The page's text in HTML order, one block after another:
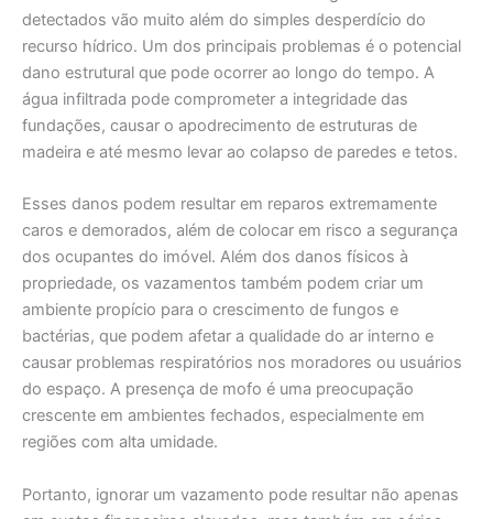
detectados vão muito além do simples desperdício do
recurso hídrico. Um dos principais problemas é o potencial
dano estrutural que pode ocorrer ao longo do tempo. A
água infiltrada pode comprometer a integridade das
fundações, causar o apodrecimento de estruturas de
madeira e até mesmo levar ao colapso de paredes e tetos.
Esses danos podem resultar em reparos extremamente
caros e demorados, além de colocar em risco a segurança
dos ocupantes do imóvel. Além dos danos físicos à
propriedade, os vazamentos também podem criar um
ambiente propício para o crescimento de fungos e
bactérias, que podem afetar a qualidade do ar interno e
causar problemas respiratórios nos moradores ou usuários
do espaço. A presença de mofo é uma preocupação
crescente em ambientes fechados, especialmente em
regiões com alta umidade.
Portanto, ignorar um vazamento pode resultar não apenas